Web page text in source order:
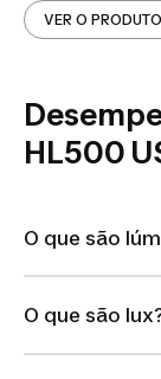
VER O PRODUTO
HL500
O que são
O que são